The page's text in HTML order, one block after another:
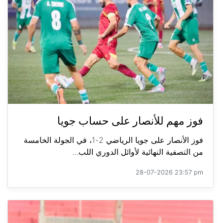
فوز مهم للأنصار على حساب جويا
فوز الأنصار على جويا الرياضي 2-1، في الجولة الخامسة
من التصفية النهائية لأوائل الدوري اللب...
28-07-2026 23:57 pm